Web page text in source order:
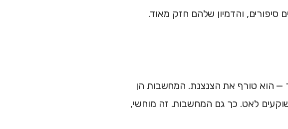
סיפורים, והדמיון שלהם חזק מאוד.
— הוא טורף את הצנצנת. המחשבות הן
לאט. כך גם המחשבות. זה מוחשי,